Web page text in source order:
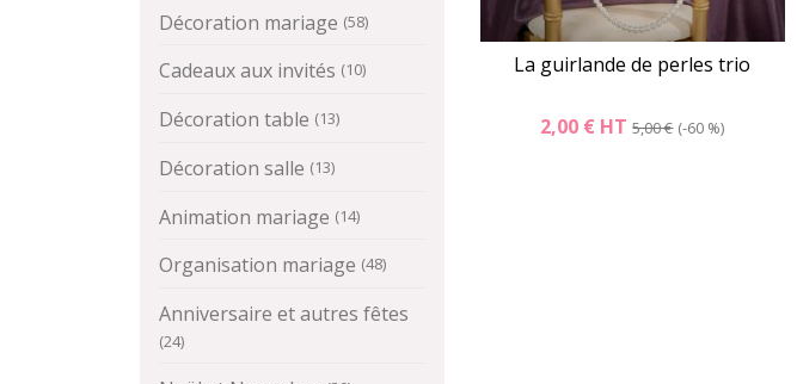
Décoration mariage (58)
Cadeaux aux invités (10)
Décoration table (13)
Décoration salle (13)
Animation mariage (14)
Organisation mariage (48)
Anniversaire et autres fêtes
(24)
La guirlande de perles trio
2,00 € HT5,00 € -60 %